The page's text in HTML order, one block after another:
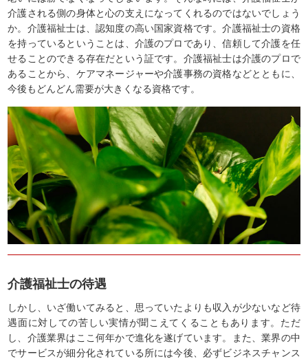
介護される側の身体と心の支えになってくれるのではないでしょう
か。介護福祉士は、認知度の高い国家資格です。介護福祉士の資格
を持っているということは、介護のプロであり、信頼して介護を任
せることのできる存在だという証です。介護福祉士は介護のプロで
あることから、ケアマネージャーや介護事務の資格などとともに、
今後もどんどん需要が大きくなる資格です。
介護福祉士の待遇
しかし、いざ働いてみると、思っていたよりも収入が少ないなど待
遇面に対しての苦しい実情が聞こえてくることもあります。ただ
し、介護業界はここ何年かで進化を遂げています。また、業界の中
でサービスが細分化されている所には今後、必ずビジネスチャンス